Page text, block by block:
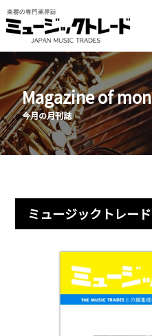
Magazine of
今月の月刊誌
ミュージックトレー